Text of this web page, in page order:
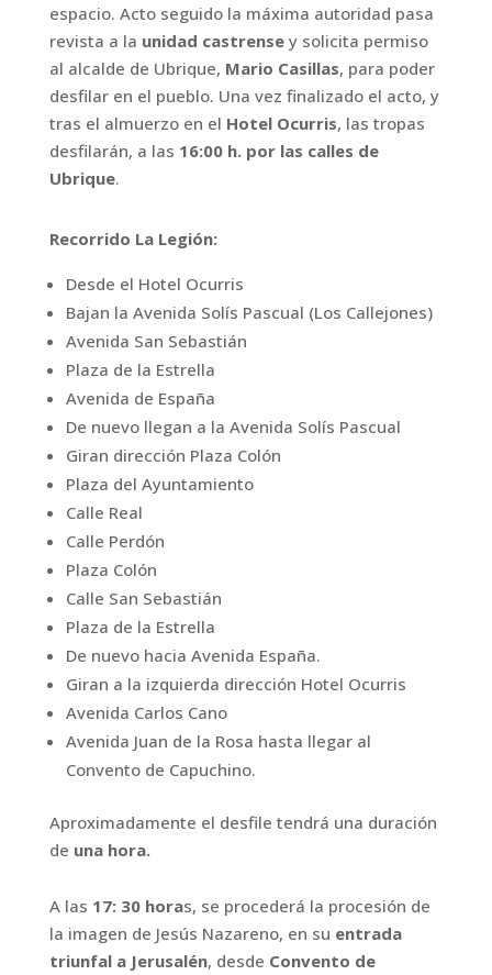
espacio. Acto seguido la máxima autoridad pasa
revista a la unidad castrensey solicita permiso
al alcalde de Ubrique, Mario Casillas, para poder
desfilar en el pueblo. Una vez finalizado el acto, y
tras el almuerzo en el Hotel Ocurris, las tropas
desfilarán, a las 16:00 h. por las calles de
Ubrique.
Recorrido La Legión:
Desde el Hotel Ocurris
Bajan la Avenida Solís Pascual (Los Callejones)
Avenida San Sebastián
Plaza de la Estrella
Avenida de España
De nuevo llegan a la Avenida Solís Pascual
Giran dirección Plaza Colón
Plaza del Ayuntamiento
Calle Real
Calle Perdón
Plaza Colón
Calle San Sebastián
Plaza de la Estrella
De nuevo hacia Avenida España.
Giran a la izquierda dirección Hotel Ocurris
Avenida Carlos Cano
Avenida Juan de la Rosa hasta llegar al
Convento de Capuchino.
Aproximadamente el desfile tendrá una duración
de una hora.
A las 17: 30 horas, se procederá la procesión de
la imagen de Jesús Nazareno, en su entrada
triunfal a Jerusalén, desde Convento de